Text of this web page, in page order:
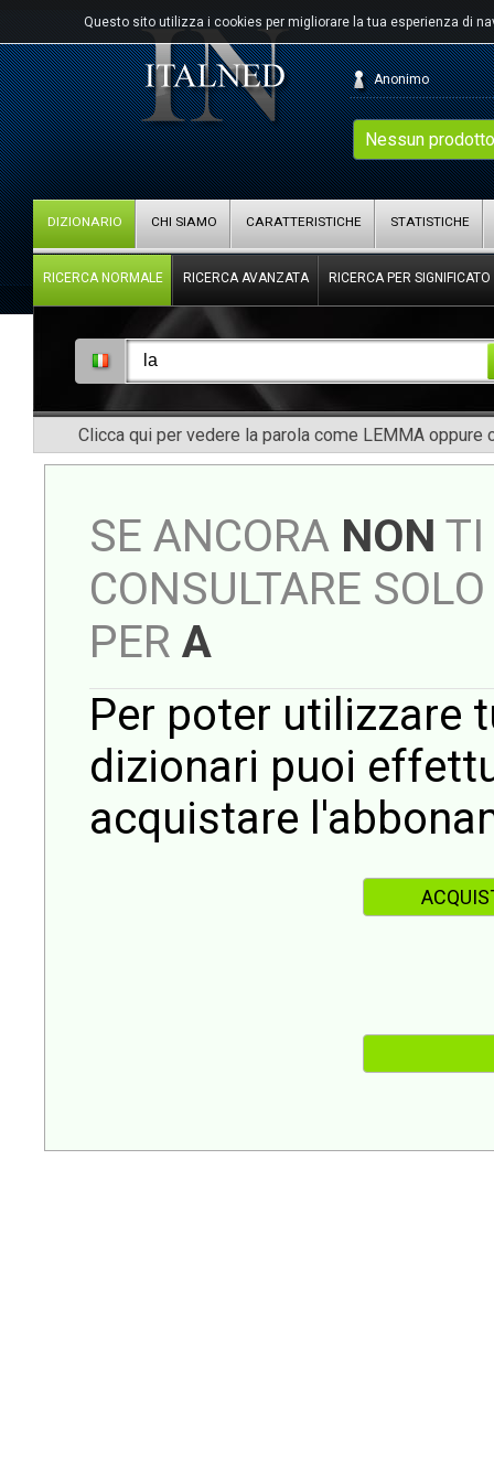
Questo sito utilizza i cookies per migliorare la tua esperienza di
Nessun
Anonimo
DIZIONARIO CHI SIAMO CARATTERISTICHE STATISTICHE
RICERCA NORMALE RICERCA AVANZATA RICERCA PER SIGNIFICATO
Clicca qui per vedere la parola come LEMMA oppure
SE ANCORA NON TI
CONSULTARE
PER A
Per poter utilizzare
dizionari puoi
acquistare